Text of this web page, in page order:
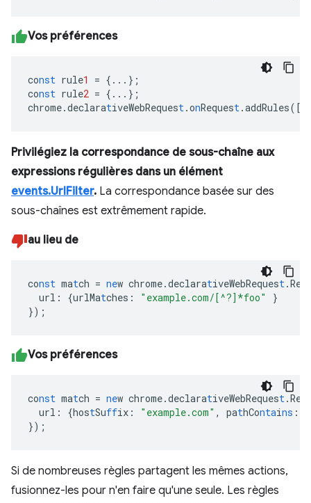
Vos préférences
const rule1 = { ... } ;
const rule2 = { ... } ;
chrome.declarativeWebRequest.onRequest.addRules( [
Privilégiez la correspondance de sous-chaîne aux
expressions régulières dans un élément
events.UrlFilter. La correspondance basée sur des
sous-chaînes est extrêmement rapide.
au lieu de
const match = new chrome.declarativeWebRequest
url : {urlMatches : "example.com/[^?]*foo"
}
});
Vos préférences
const match = new chrome.declarativeWebRequest
url : {hostSuffix : "example.com" , pathContains :
});
Si de nombreuses règles partagent les mêmes actions,
fusionnez-les pour n'en faire qu'une seule. Les règles